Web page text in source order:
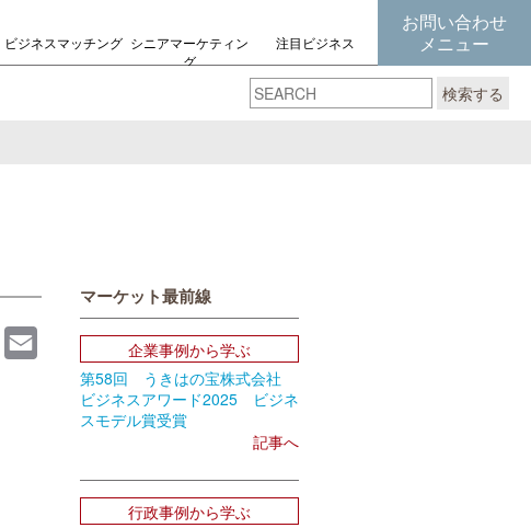
ビジネスマッチング シニアマーケティン
グ
注目ビジネス
お問い合わせ
メニュー
検索する
FacebookEmail
マーケット最前線
企業事例から学ぶ
第58回 うきはの宝株式会社
ビジネスアワード2025 ビジネ
スモデル賞受賞
記事へ
行政事例から学ぶ